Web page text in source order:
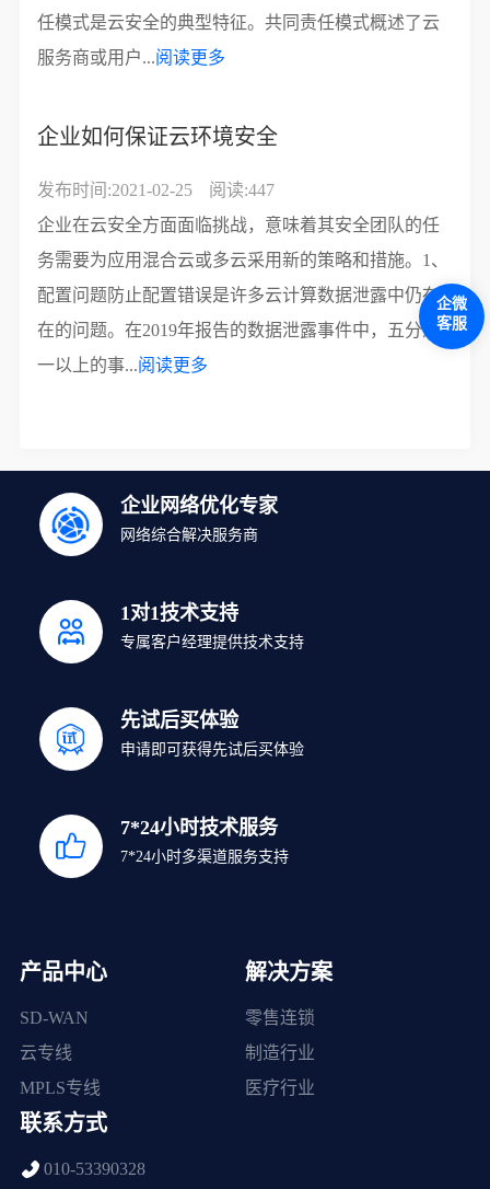
任模式是云安全的典型特征。共同责任模式概述了云
服务商或用户...阅读更多
企业如何保证云环境安全
发布时间:2021-02-25
阅读:447
企业在云安全方面面临挑战，意味着其安全团队的任
务需要为应用混合云或多云采用新的策略和措施。1、
配置问题防止配置错误是许多云计算数据泄露中仍存
在的问题。在2019年报告的数据泄露事件中，五分之
一以上的事...阅读更多
企业网络优化专家
网络综合解决服务商
1对1技术支持
专属客户经理提供技术支持
先试后买体验
申请即可获得先试后买体验
7*24小时技术服务
7*24小时多渠道服务支持
产品中心
SD-WAN
云专线
MPLS专线
解决方案
零售连锁
制造行业
医疗行业
联系方式
010-53390328
企微
客服